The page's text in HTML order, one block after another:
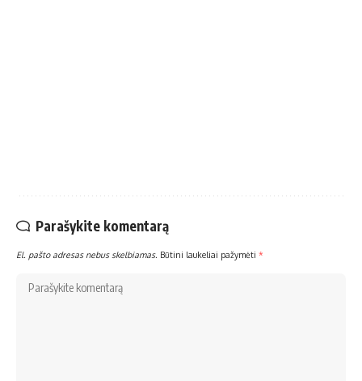
Parašykite komentarą
El. pašto adresas nebus skelbiamas. Būtini laukeliai pažymėti *